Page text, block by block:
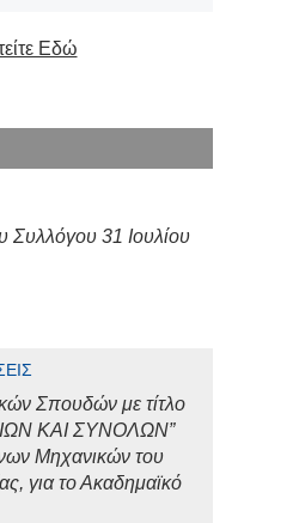
Εδώ
Συλλόγου 31 Ιουλίου
Σπουδών με τίτλο
ΚΑΙ ΣΥΝΟΛΩΝ”
Μηχανικών του
για το Ακαδημαϊκό